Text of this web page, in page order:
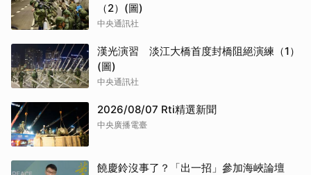
（2）(圖)
中央通訊社
漢光演習 淡江大橋首度封橋阻絕演練（1）
(圖)
中央通訊社
2026/08/07 Rti精選新聞
中央廣播電臺
饒慶鈴沒事了？「出一招」參加海峽論壇